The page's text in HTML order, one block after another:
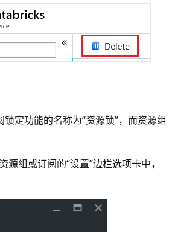
定功能的名称为“资源锁”，而资源组
源组或订阅的“设置”边栏选项卡中，